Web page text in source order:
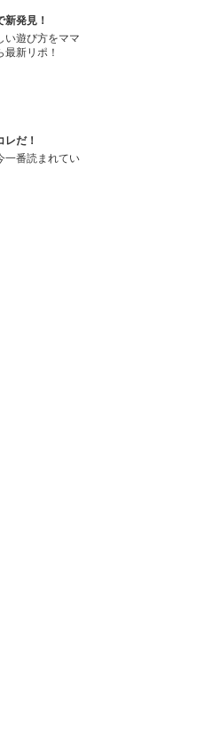
発見！
い遊び方をママ
新リポ！
だ！
一番読まれてい